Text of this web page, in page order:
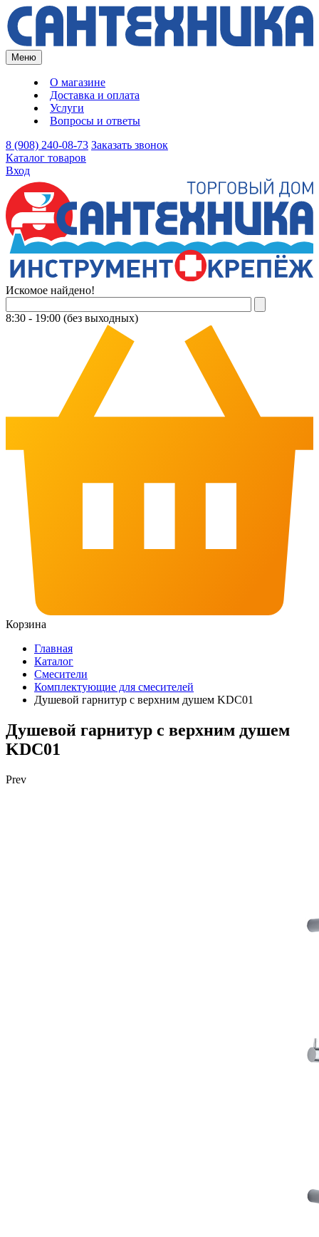
Меню
О магазине
Доставка и оплата
Услуги
Вопросы и ответы
8 (908) 240-08-73 Заказать звонок
Каталог товаров
Вход
Искомое найдено!
8:30 - 19:00 (без выходных)
Корзина
Главная
Каталог
Смесители
Комплектующие для смесителей
Душевой гарнитур с верхним душем KDC01
Душевой гарнитур с верхним душем
KDC01
Prev